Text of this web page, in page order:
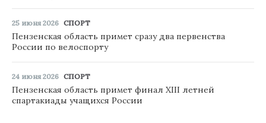
25 июня 2026 СПОРТ
Пензенская область примет сразу два первенства
России по велоспорту
24 июня 2026 СПОРТ
Пензенская область примет финал XIII летней
спартакиады учащихся России